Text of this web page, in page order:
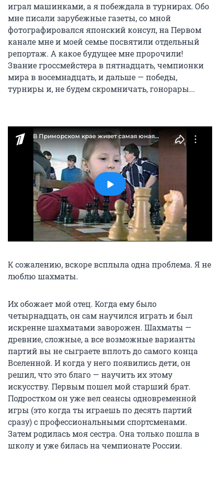
играл машинками, а я побеждала в турнирах. Обо
мне писали зарубежные газеты, со мной
фотографировался японский консул, на Первом
канале мне и моей семье посвятили отдельный
репортаж. А какое будущее мне пророчили!
Звание гроссмейстера в пятнадцать, чемпионки
мира в восемнадцать, и дальше — победы,
турниры и, не будем скромничать, гонорары...
К сожалению, вскоре всплыла одна проблема. Я не
люблю шахматы.
Их обожает мой отец. Когда ему было
четырнадцать, он сам научился играть и был
искренне шахматами заворожен. Шахматы —
древние, сложные, а все возможные варианты
партий вы не сыграете вплоть до самого конца
Вселенной. И когда у него появились дети, он
решил, что это благо — научить их этому
искусству. Первым пошел мой старший брат.
Подростком он уже вел сеансы одновременной
игры (это когда ты играешь по десять партий
сразу) с профессиональными спортсменами.
Затем родилась моя сестра. Она только пошла в
школу и уже билась на чемпионате России.